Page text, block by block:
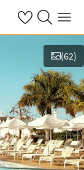
OmatHaku Valikko
(62)